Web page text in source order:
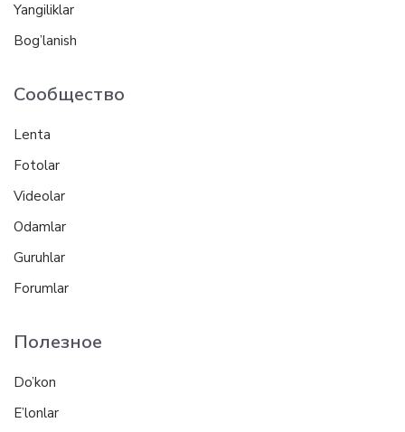
Yangiliklar
Bog’lanish
Сообщество
Lenta
Fotolar
Videolar
Odamlar
Guruhlar
Forumlar
Полезное
Do’kon
E’lonlar